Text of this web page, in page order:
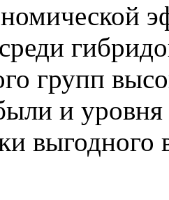
групп
и уровня